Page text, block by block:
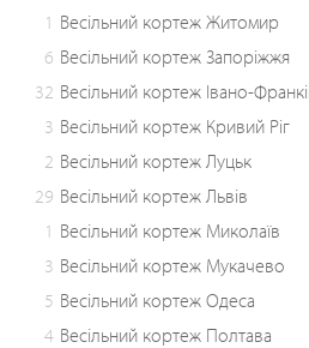
1 Весільний кортеж Житомир
6 Весільний кортеж Запоріжжя
32 Весільний кортеж Івано-
3 Весільний кортеж Кривий Ріг
2 Весільний кортеж Луцьк
29 Весільний кортеж Львів
1 Весільний кортеж Миколаїв
3 Весільний кортеж Мукачево
5 Весільний кортеж Одеса
4 Весільний кортеж Полтава